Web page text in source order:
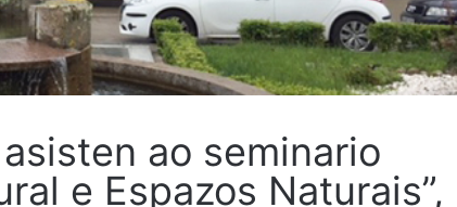
ao seminario
e Espazos Naturais”,